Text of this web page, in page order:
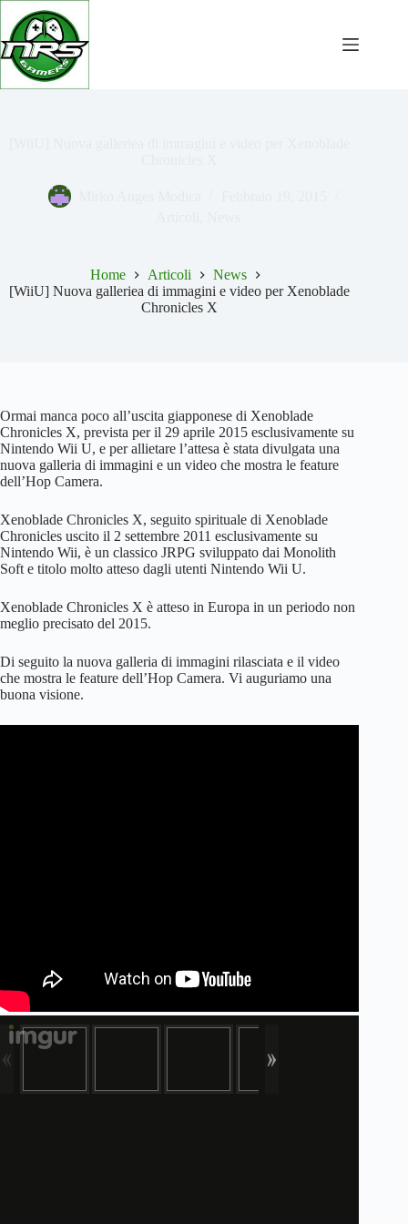
Salta
contenuto
Home Articoli
News
[WiiU] Nuova galleriea di immagini e video per Xenoblade
Chronicles X
Ormai manca poco all’uscita giapponese di Xenoblade
Chronicles X, prevista per il 29 aprile 2015 esclusivamente su
Nintendo Wii U, e per allietare l’attesa è stata divulgata una
nuova galleria di immagini e un video che mostra le feature
dell’Hop Camera.
Xenoblade Chronicles X, seguito spirituale di Xenoblade
Chronicles uscito il 2 settembre 2011 esclusivamente su
Nintendo Wii, è un classico JRPG sviluppato dai Monolith
Soft e titolo molto atteso dagli utenti Nintendo Wii U.
Xenoblade Chronicles X è atteso in Europa in un periodo non
meglio precisato del 2015.
Di seguito la nuova galleria di immagini rilasciata e il video
che mostra le feature dell’Hop Camera. Vi auguriamo una
buona visione.